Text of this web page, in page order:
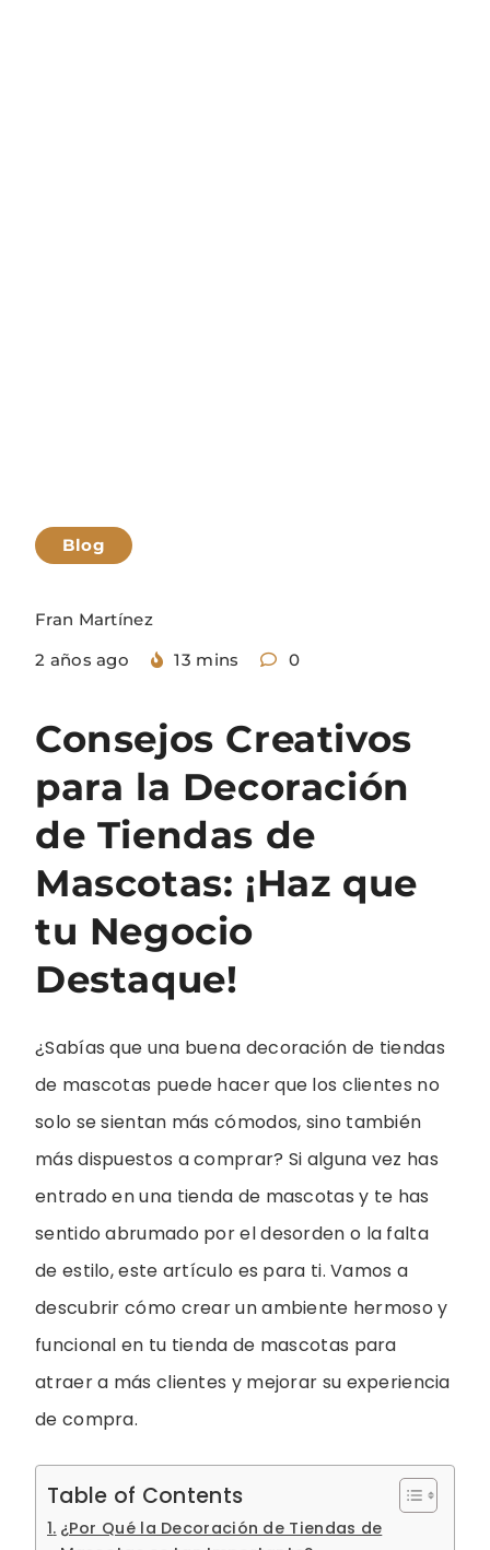
Blog
Fran Martínez
2 años ago
13 mins 0
Consejos Creativos
para la Decoración
de Tiendas de
Mascotas: ¡Haz que
tu Negocio
Destaque!
¿Sabías que una buena decoración de tiendas
de mascotas puede hacer que los clientes no
solo se sientan más cómodos, sino también
más dispuestos a comprar? Si alguna vez has
entrado en una tienda de mascotas y te has
sentido abrumado por el desorden o la falta
de estilo, este artículo es para ti. Vamos a
descubrir cómo crear un ambiente hermoso y
funcional en tu tienda de mascotas para
atraer a más clientes y mejorar su experiencia
de compra.
Table of Contents
¿Por Qué la Decoración de Tiendas de